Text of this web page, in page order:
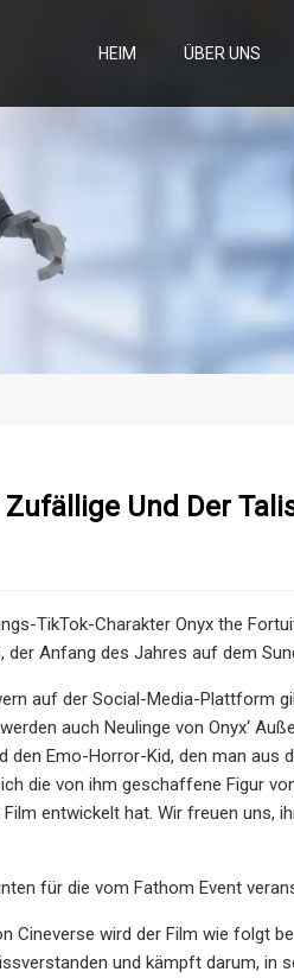
HEIM ÜBER UNS
Und Der
TikTok-Charakter Onyx the
Anfang des Jahres auf dem
auf der Social-Media-Plattform
auch Neulinge von Onyx‘
den Emo-Horror-Kid, den man aus
die von ihm geschaffene Figur
entwickelt hat. Wir freuen uns,
für die vom Fathom Event
Cineverse wird der Film wie folgt
und kämpft darum, in